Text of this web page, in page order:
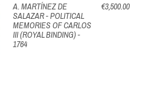
A. MARTÍNEZ DE
SALAZAR - POLITICAL
MEMORIES OF CARLOS
III (ROYAL BINDING) -
1764
€3,500.00